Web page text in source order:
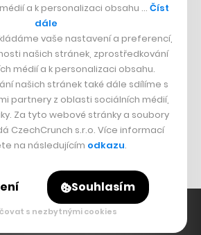
na Šumavě
a k personalizaci obsahu … Číst
dále
vaše nastavení a preferencí,
našich stránek, zprostředkování
médií a k personalizaci obsahu.
našich stránek také dále sdílíme s
partnery z oblasti sociálních médií,
Za tyto webové stránky a soubory
CzechCrunch s.r.o. Více informací
na následujícím odkazu.
Souhlasím
s nezbytnými cookies